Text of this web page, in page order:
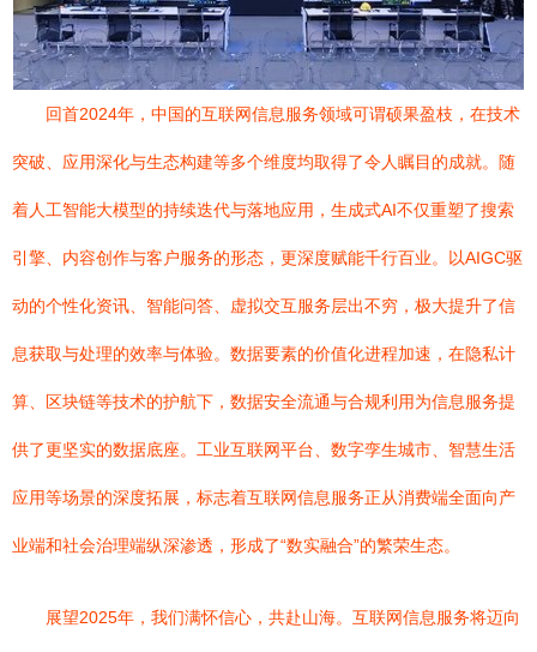
回首2024年，中国的互联网信息服务领域可谓硕果盈枝，在技术
突破、应用深化与生态构建等多个维度均取得了令人瞩目的成就。随
着人工智能大模型的持续迭代与落地应用，生成式AI不仅重塑了搜索
引擎、内容创作与客户服务的形态，更深度赋能千行百业。以AIGC驱
动的个性化资讯、智能问答、虚拟交互服务层出不穷，极大提升了信
息获取与处理的效率与体验。数据要素的价值化进程加速，在隐私计
算、区块链等技术的护航下，数据安全流通与合规利用为信息服务提
供了更坚实的数据底座。工业互联网平台、数字孪生城市、智慧生活
应用等场景的深度拓展，标志着互联网信息服务正从消费端全面向产
业端和社会治理端纵深渗透，形成了“数实融合”的繁荣生态。
展望2025年，我们满怀信心，共赴山海。互联网信息服务将迈向